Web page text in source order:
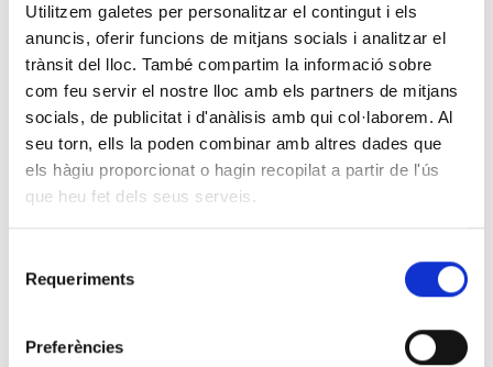
Utilitzem galetes per personalitzar el contingut i els
anuncis, oferir funcions de mitjans socials i analitzar el
trànsit del lloc. També compartim la informació sobre
com feu servir el nostre lloc amb els partners de mitjans
socials, de publicitat i d'anàlisis amb qui col·laborem. Al
seu torn, ells la poden combinar amb altres dades que
els hàgiu proporcionat o hagin recopilat a partir de l'ús
que heu fet dels seus serveis.
Requeriments
Preferències
18 DE MAIG 2026
Challenges in the diagnosis of
spinocerebellar ATAXIA 27B
Article publicat aJournal of the Neurological Sciences
Imma Hernan, Responsable de l’Àrea de Genètica de CLILAB,
accés obert a ScienceDirect, plataforma d’Elsevier.